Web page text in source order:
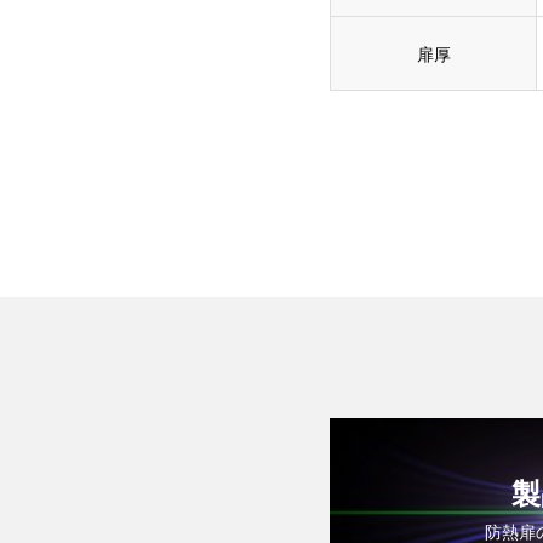
扉厚
防熱扉